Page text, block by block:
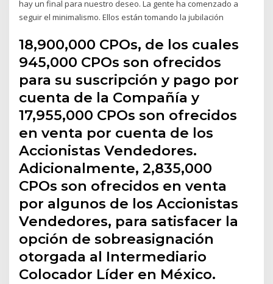
hay un final para nuestro deseo. La gente ha comenzado a
seguir el minimalismo. Ellos están tomando la jubilación
18,900,000 CPOs, de los cuales
945,000 CPOs son ofrecidos
para su suscripción y pago por
cuenta de la Compañía y
17,955,000 CPOs son ofrecidos
en venta por cuenta de los
Accionistas Vendedores.
Adicionalmente, 2,835,000
CPOs son ofrecidos en venta
por algunos de los Accionistas
Vendedores, para satisfacer la
opción de sobreasignación
otorgada al Intermediario
Colocador Líder en México.